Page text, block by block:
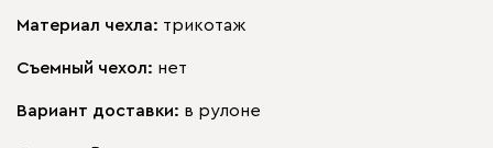
Материал чехла: трикотаж
Съемный чехол: нет
Вариант доставки: в рулоне